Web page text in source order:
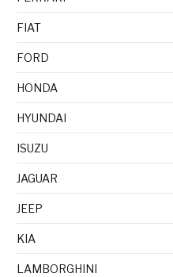
FIAT
FORD
HONDA
HYUNDAI
ISUZU
JAGUAR
JEEP
KIA
LAMBORGHINI